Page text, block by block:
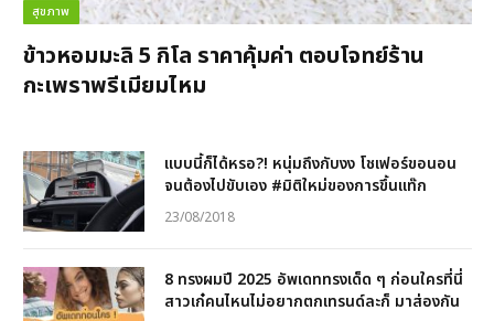
สุขภาพ
ข้าวหอมมะลิ 5 กิโล ราคาคุ้มค่า ตอบโจทย์ร้าน
กะเพราพรีเมียมไหม
แบบนี้ก็ได้หรอ?! หนุ่มถึงกับงง โชเฟอร์ขอนอน
จนต้องไปขับเอง #มิติใหม่ของการขึ้นแท๊ก
23/08/2018
8 ทรงผมปี 2025 อัพเดททรงเด็ด ๆ ก่อนใครที่นี่
สาวเก๋คนไหนไม่อยากตกเทรนด์ละก็ มาส่องกัน